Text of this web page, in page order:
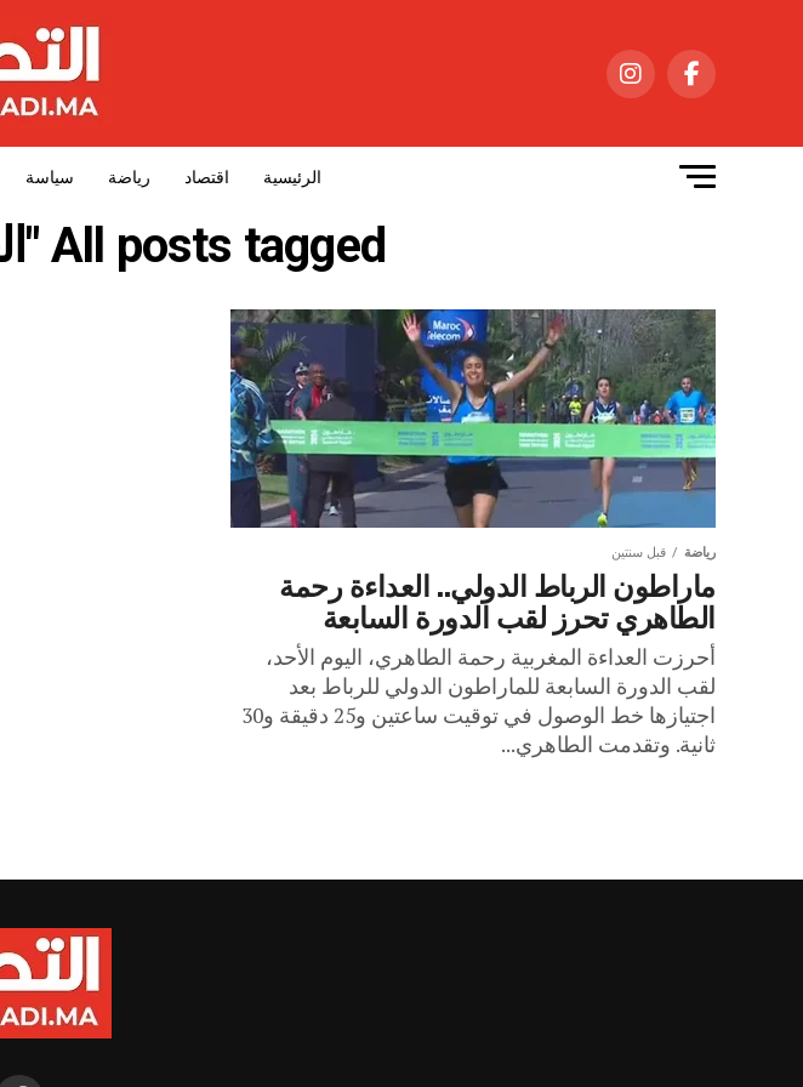
الرئيسية اقتصاد رياضة سياسة
All posts tagged "العداءة رحمة الطاهري"
رياضة قبل سنتين
ماراطون الرباط الدولي.. العداءة رحمة
الطاهري تحرز لقب الدورة السابعة
أحرزت العداءة المغربية رحمة الطاهري، اليوم الأحد،
لقب الدورة السابعة للماراطون الدولي للرباط بعد
اجتيازها خط الوصول في توقيت ساعتين و25 دقيقة و30
ثانية. وتقدمت الطاهري...